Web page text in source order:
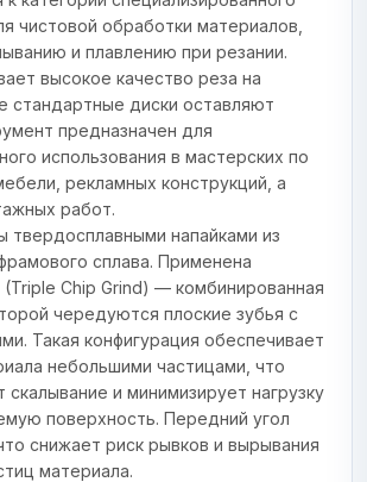
чистовой обработки материалов,
и плавлению при резании.
высокое качество реза на
стандартные диски оставляют
предназначен для
использования в мастерских по
рекламных конструкций, а
работ.
твердосплавными напайками из
сплава. Применена
(Triple Chip Grind) — комбинированная
чередуются плоские зубья с
Такая конфигурация обеспечивает
небольшими частицами, что
и минимизирует нагрузку
поверхность. Передний угол
снижает риск рывков и вырывания
материала.